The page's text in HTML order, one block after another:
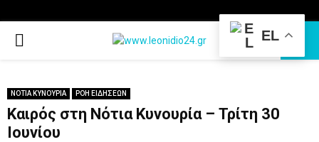
PRIMARY
ΝΟΤΙΑ ΚΥΝΟΥΡΙΑ ΡΟΗ ΕΙΔΗΣΕΩΝ
Καιρός στη Νότια Κυνουρία – Τρίτη 30
Ιουνίου
EL